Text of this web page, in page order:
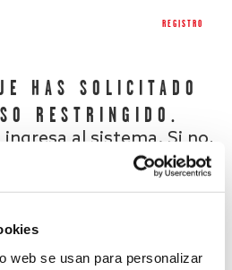
web se usan para personalizar
REGISTRO
HAS SOLICITADO
RESTRINGIDO.
ingresa al sistema. Si no,